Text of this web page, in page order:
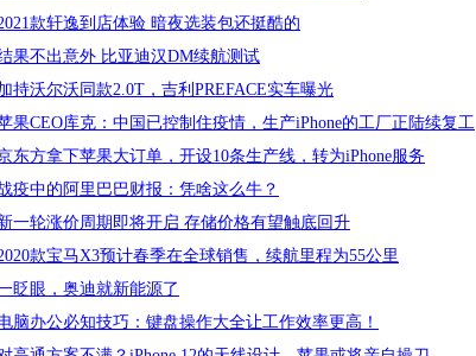
款轩逸到店体验 暗夜选装包还挺酷的
果不出意外 比亚迪汉DM续航测试
持沃尔沃同款2.0T，吉利PREFACE实车曝光
果CEO库克：中国已控制住疫情，生产iPhone的工厂正陆续复工
东方拿下苹果大订单，开设10条生产线，转为iPhone服务
疫中的阿里巴巴财报：凭啥这么牛？
一轮涨价周期即将开启 存储价格有望触底回升
款宝马X3预计春季在全球销售，续航里程为55公里
眨眼，奥迪就新能源了
脑办公必知技巧：键盘操作大全让工作效率更高！